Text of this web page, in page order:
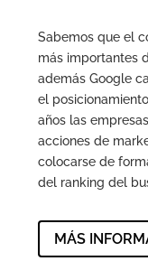
Sabemos que el
más importantes
además Google
el
años las
acciones de
colocarse de
del ranking del
MÁS